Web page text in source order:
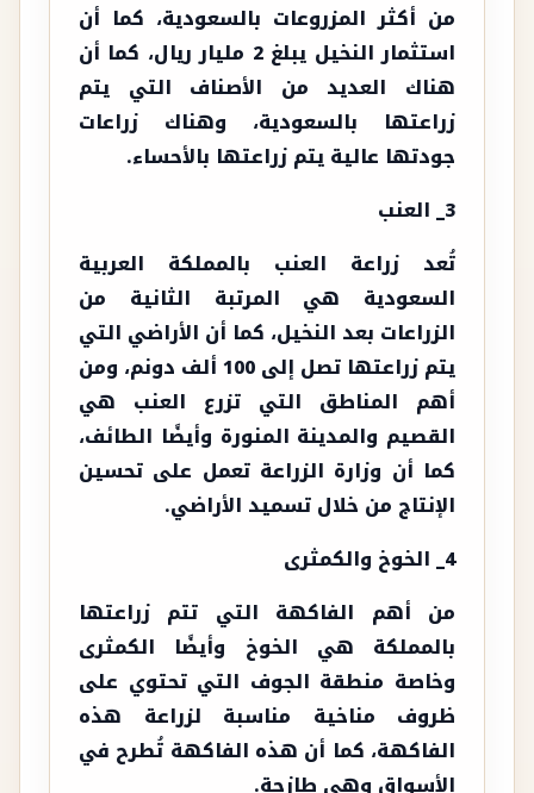
من أكثر المزروعات بالسعودية، كما أن
استثمار النخيل يبلغ 2 مليار ريال، كما أن
هناك العديد من الأصناف التي يتم
زراعتها بالسعودية، وهناك زراعات
جودتها عالية يتم زراعتها بالأحساء.
3_ العنب
تُعد زراعة العنب بالمملكة العربية
السعودية هي المرتبة الثانية من
الزراعات بعد النخيل، كما أن الأراضي التي
يتم زراعتها تصل إلى 100 ألف دونم، ومن
أهم المناطق التي تزرع العنب هي
القصيم والمدينة المنورة وأيضًا الطائف،
كما أن وزارة الزراعة تعمل على تحسين
الإنتاج من خلال تسميد الأراضي.
4_ الخوخ والكمثرى
من أهم الفاكهة التي تتم زراعتها
بالمملكة هي الخوخ وأيضًا الكمثرى
وخاصة منطقة الجوف التي تحتوي على
ظروف مناخية مناسبة لزراعة هذه
الفاكهة، كما أن هذه الفاكهة تُطرح في